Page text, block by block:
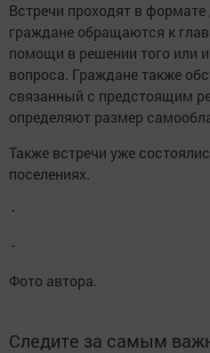
Встречи проходят в
граждане обращаются к
помощи в решении того или
вопроса. Граждане также
связанный с предстоящим
определяют размер
Также встречи уже
поселениях.
Фото автора.
Следите за самым